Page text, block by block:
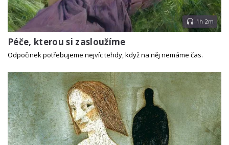
1h 2m
Péče, kterou si zasloužíme
Odpočinek potřebujeme nejvíc tehdy, když na něj nemáme čas.